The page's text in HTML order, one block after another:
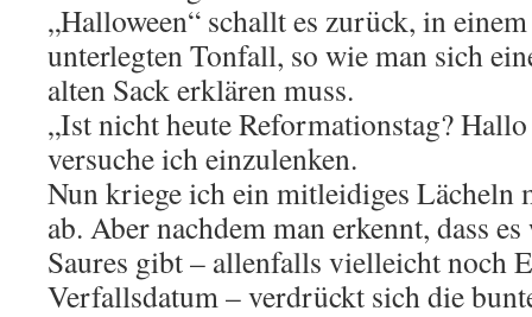
„Halloween“ schallt es zurück, in
unterlegten Tonfall, so wie man sich
alten Sack erklären muss.
„Ist nicht heute Reformationstag?
versuche ich einzulenken.
Nun kriege ich ein mitleidiges Lächeln
ab. Aber nachdem man erkennt, dass
Saures gibt – allenfalls vielleicht noch
Verfallsdatum – verdrückt sich die